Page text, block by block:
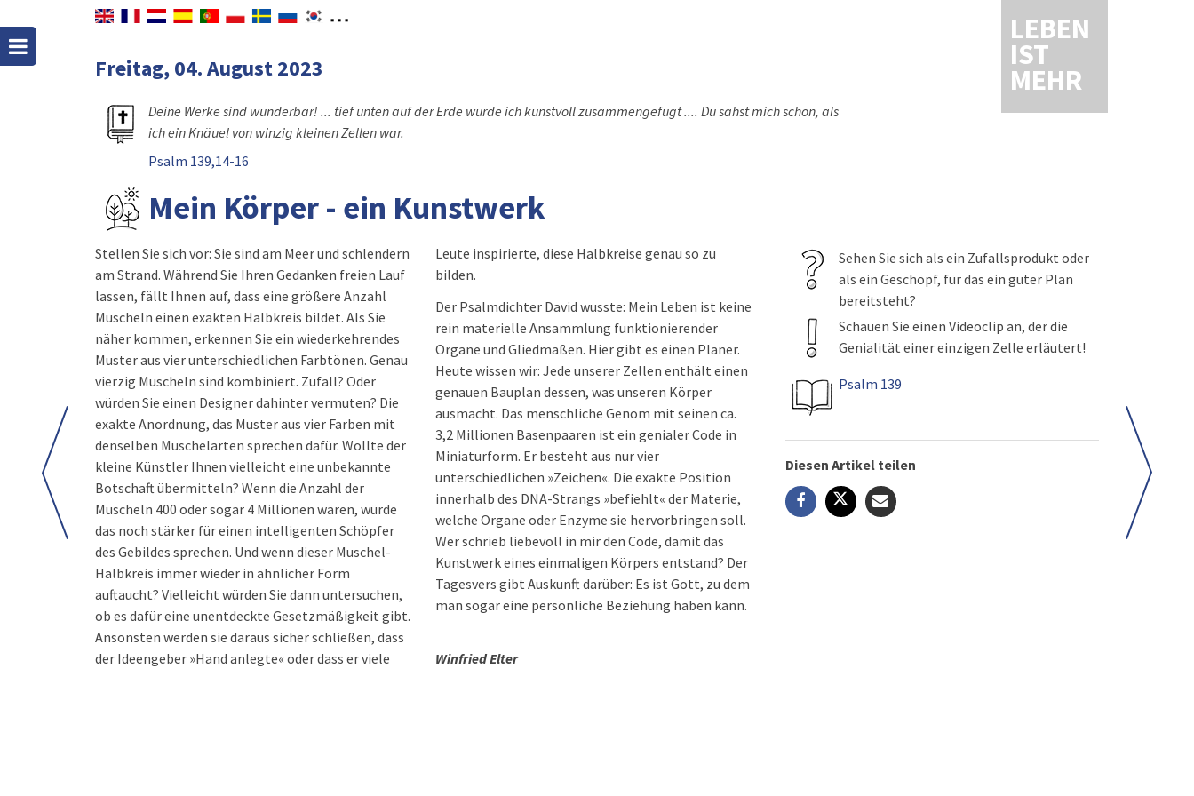
LEBEN
IST
MEHR
Freitag, 04. August 2023
Deine Werke sind wunderbar! ... tief unten auf der Erde wurde ich kunstvoll zusammengefügt .... Du sahst mich schon, als
ich ein Knäuel von winzig kleinen Zellen war.
Psalm 139,14-16
Mein Körper - ein Kunstwerk
Stellen Sie sich vor: Sie sind am Meer und schlendern
am Strand. Während Sie Ihren Gedanken freien Lauf
lassen, fällt Ihnen auf, dass eine größere Anzahl
Muscheln einen exakten Halbkreis bildet. Als Sie
näher kommen, erkennen Sie ein wiederkehrendes
Muster aus vier unterschiedlichen Farbtönen. Genau
vierzig Muscheln sind kombiniert. Zufall? Oder
würden Sie einen Designer dahinter vermuten? Die
exakte Anordnung, das Muster aus vier Farben mit
denselben Muschelarten sprechen dafür. Wollte der
kleine Künstler Ihnen vielleicht eine unbekannte
Botschaft übermitteln? Wenn die Anzahl der
Muscheln 400 oder sogar 4 Millionen wären, würde
das noch stärker für einen intelligenten Schöpfer
des Gebildes sprechen. Und wenn dieser Muschel-
Halbkreis immer wieder in ähnlicher Form
auftaucht? Vielleicht würden Sie dann untersuchen,
ob es dafür eine unentdeckte Gesetzmäßigkeit gibt.
Ansonsten werden sie daraus sicher schließen, dass
der Ideengeber »Hand anlegte« oder dass er viele
Leute inspirierte, diese Halbkreise genau so zu
bilden.
Der Psalmdichter David wusste: Mein Leben ist keine
rein materielle Ansammlung funktionierender
Organe und Gliedmaßen. Hier gibt es einen Planer.
Heute wissen wir: Jede unserer Zellen enthält einen
genauen Bauplan dessen, was unseren Körper
ausmacht. Das menschliche Genom mit seinen ca.
3,2 Millionen Basenpaaren ist ein genialer Code in
Miniaturform. Er besteht aus nur vier
unterschiedlichen »Zeichen«. Die exakte Position
innerhalb des DNA-Strangs »befiehlt« der Materie,
welche Organe oder Enzyme sie hervorbringen soll.
Wer schrieb liebevoll in mir den Code, damit das
Kunstwerk eines einmaligen Körpers entstand? Der
Tagesvers gibt Auskunft darüber: Es ist Gott, zu dem
man sogar eine persönliche Beziehung haben kann.
Winfried Elter
Sehen Sie sich als ein Zufallsprodukt oder
als ein Geschöpf, für das ein guter Plan
bereitsteht?
Schauen Sie einen Videoclip an, der die
Genialität einer einzigen Zelle erläutert!
Psalm 139
Diesen Artikel teilen